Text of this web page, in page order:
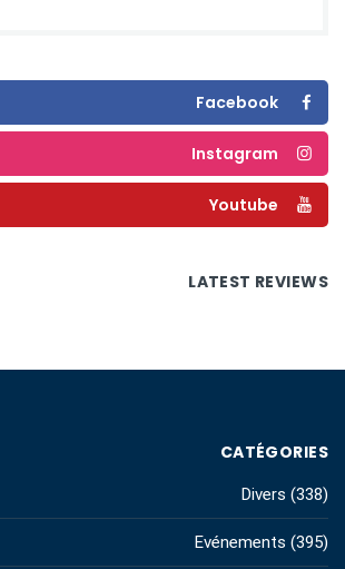
Facebook
Instagram
Youtube
LATEST REVIEWS
CATÉGORIES
Divers (338)
Evénements (395)